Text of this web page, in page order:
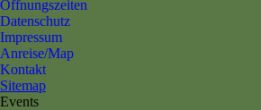
Öffnungszeiten
Datenschutz
Impressum
Anreise/Map
Kontakt
Sitemap
Events